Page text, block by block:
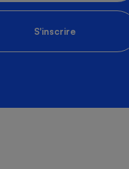
S'inscrire